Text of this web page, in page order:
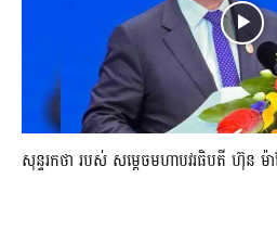
សុន្ទរកថា របស់ សម្ដេចមហាបវរធិបតី ហ៊ុន ម៉